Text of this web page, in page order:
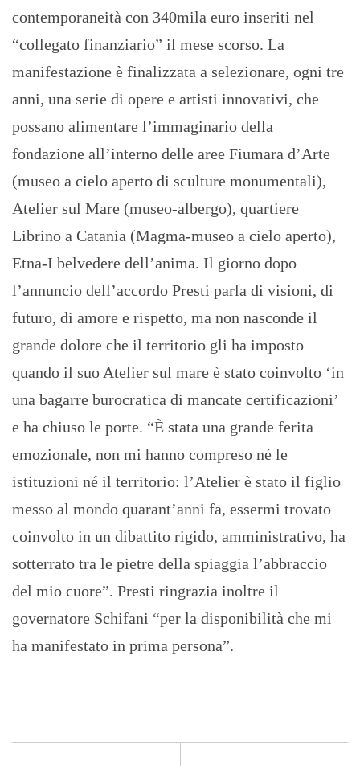
contemporaneità con 340mila euro inseriti nel
“collegato finanziario” il mese scorso. La
manifestazione è finalizzata a selezionare, ogni tre
anni, una serie di opere e artisti innovativi, che
possano alimentare l’immaginario della
fondazione all’interno delle aree Fiumara d’Arte
(museo a cielo aperto di sculture monumentali),
Atelier sul Mare (museo-albergo), quartiere
Librino a Catania (Magma-museo a cielo aperto),
Etna-I belvedere dell’anima. Il giorno dopo
l’annuncio dell’accordo Presti parla di visioni, di
futuro, di amore e rispetto, ma non nasconde il
grande dolore che il territorio gli ha imposto
quando il suo Atelier sul mare è stato coinvolto ‘in
una bagarre burocratica di mancate certificazioni’
e ha chiuso le porte. “È stata una grande ferita
emozionale, non mi hanno compreso né le
istituzioni né il territorio: l’Atelier è stato il figlio
messo al mondo quarant’anni fa, essermi trovato
coinvolto in un dibattito rigido, amministrativo, ha
sotterrato tra le pietre della spiaggia l’abbraccio
del mio cuore”. Presti ringrazia inoltre il
governatore Schifani “per la disponibilità che mi
ha manifestato in prima persona”.